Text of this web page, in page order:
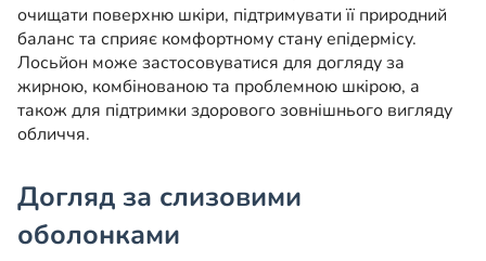
очищати поверхню шкіри, підтримувати її природний
баланс та сприяє комфортному стану епідермісу.
Лосьйон може застосовуватися для догляду за
жирною, комбінованою та проблемною шкірою, а
також для підтримки здорового зовнішнього вигляду
обличчя.
Догляд за слизовими
оболонками